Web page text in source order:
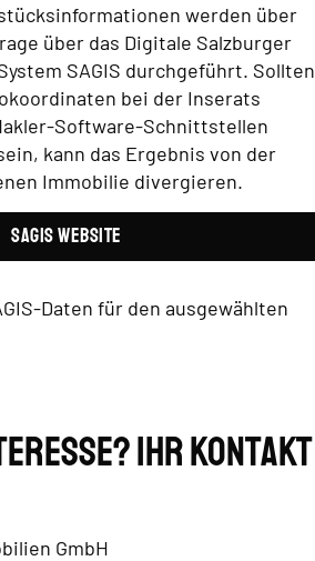
werden über
über das Digitale Salzburger
SAGIS durchgeführt. Sollten
bei der Inserats
Software-Schnittstellen
kann das Ergebnis von der
Immobilie divergieren.
SAGIS Website
Daten für den ausgewählten
Ihr Kontakt
GmbH